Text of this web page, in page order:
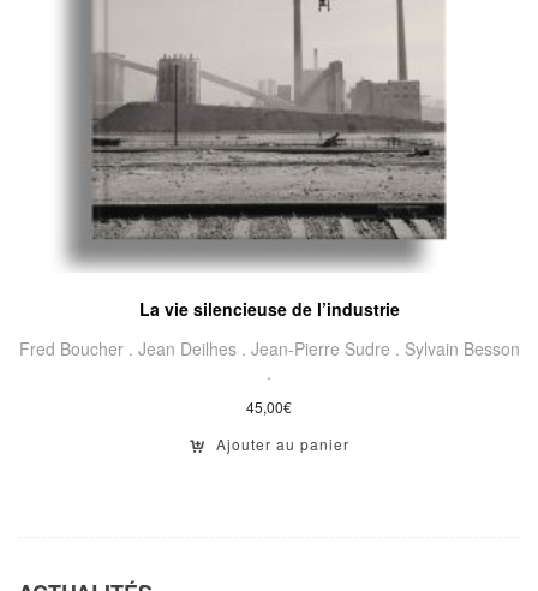
La vie silencieuse de l’industrie
Fred Boucher . Jean Deilhes . Jean-Pierre Sudre . Sylvain Besson
.
45,00€
Ajouter au panier